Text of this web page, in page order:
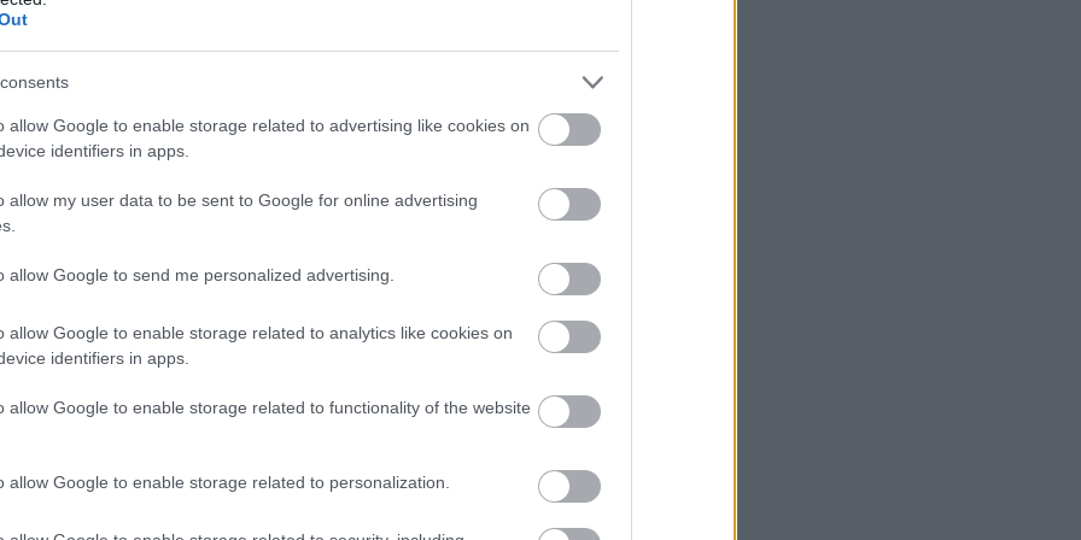
allow Google to enable storage related to advertising like cookies on
identifiers in apps.
allow my user data to be sent to Google for online advertising
allow Google to send me personalized advertising.
allow Google to enable storage related to analytics like cookies on
identifiers in apps.
allow Google to enable storage related to functionality of the website
allow Google to enable storage related to personalization.
Első házasságából két
tavaly májusban érkezett a
vagyok szar anya, mert
kezdeni” - Kulcsár